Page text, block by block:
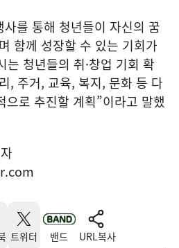
를 통해 청년들이 자신의 꿈
함께 성장할 수 있는 기회가
는 청년들의 취·창업 기회 확
, 주거, 교육, 복지, 문화 등 다
으로 추진할 계획”이라고 말했
트위터 밴드 URL복사